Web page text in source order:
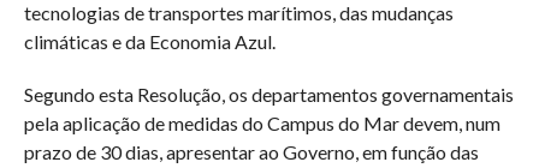
tecnologias de transportes marítimos, das mudanças
climáticas e da Economia Azul.
Segundo esta Resolução, os departamentos governamentais
pela aplicação de medidas do Campus do Mar devem, num
prazo de 30 dias, apresentar ao Governo, em função das